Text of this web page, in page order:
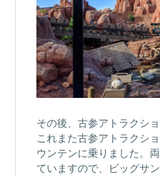
その後、古参アトラクシ
これまた古参アトラクシ
ウンテンに乗りました。
ていますので、ビッグサ